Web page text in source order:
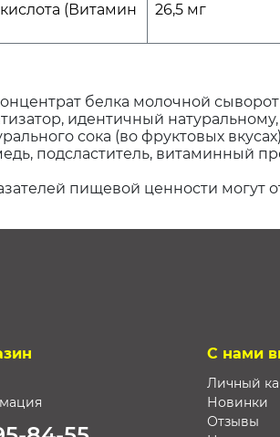
(Витамин
26,5 мг
белка молочной
идентичный
сока (во фруктовых
подсластитель, витаминный
пищевой ценности могут
С нами
Личный
Новинки
Отзывы